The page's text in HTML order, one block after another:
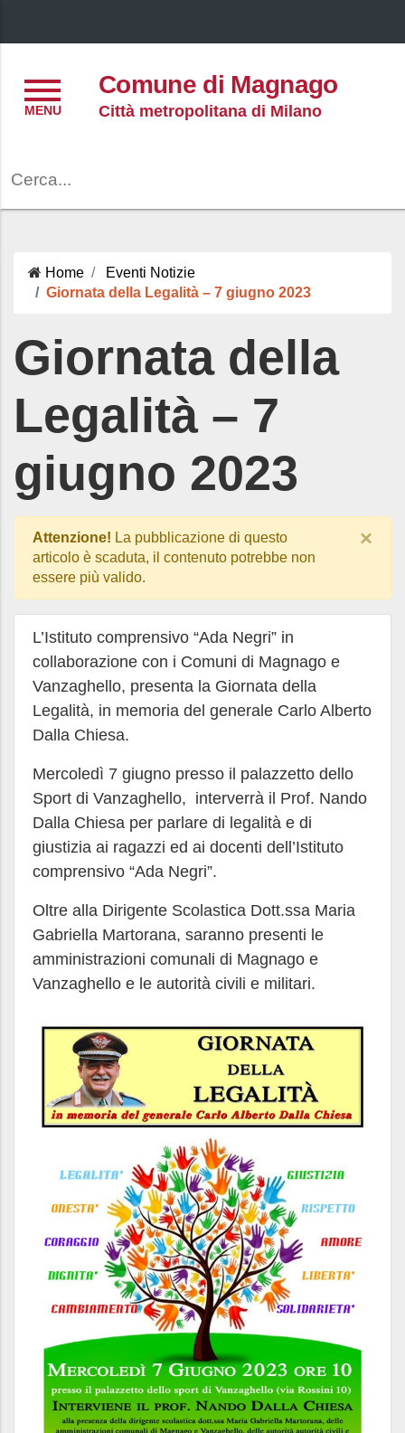
Comune di Magnago
Città metropolitana di Milano
Home Eventi Notizie
Giornata della Legalità – 7 giugno 2023
Giornata della
Legalità – 7
giugno 2023
Attenzione! La pubblicazione di questo
articolo è scaduta, il contenuto potrebbe non
essere più valido.
×
L’Istituto comprensivo “Ada Negri” in
collaborazione con i Comuni di Magnago e
Vanzaghello, presenta la Giornata della
Legalità, in memoria del generale Carlo Alberto
Dalla Chiesa.
Mercoledì 7 giugno presso il palazzetto dello
Sport di Vanzaghello, interverrà il Prof. Nando
Dalla Chiesa per parlare di legalità e di
giustizia ai ragazzi ed ai docenti dell’Istituto
comprensivo “Ada Negri”.
Oltre alla Dirigente Scolastica Dott.ssa Maria
Gabriella Martorana, saranno presenti le
amministrazioni comunali di Magnago e
Vanzaghello e le autorità civili e militari.